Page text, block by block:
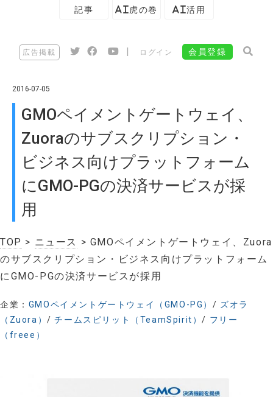
記事 AI虎の巻 AI活用
広告掲載 ログイン 会員登録
2016-07-05
GMOペイメントゲートウェイ、
Zuoraのサブスクリプション・
ビジネス向けプラットフォーム
にGMO-PGの決済サービスが採
用
TOP > ニュース > GMOペイメントゲートウェイ、Zuora
のサブスクリプション・ビジネス向けプラットフォーム
にGMO-PGの決済サービスが採用
企業： GMOペイメントゲートウェイ（GMO-PG）/ ズオラ
（Zuora）/チームスピリット（TeamSpirit）/ フリー
（freee）